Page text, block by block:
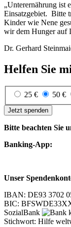
„Unterernährung ist
Einsatzgebiet. Bitte
Kinder wie Nene
wir dem Hunger auf
Dr. Gerhard
Helfen Sie
25 € 50 €
Jetzt spenden
Bitte beachten Sie
Banking-App:
Unser
IBAN: DE93 3702
BIC:
SozialBank
Stichwort: Hilfe